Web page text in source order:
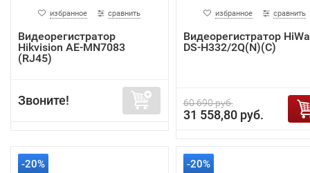
избранное сравнить
Видеорегистратор
Hikvision AE-MN7083
(RJ45)
Звоните!
избранное сравнить
Видеорегистратор
DS-H332/2Q(N)(C)
60 690 руб.
31 558,80 руб.
-20% -20%